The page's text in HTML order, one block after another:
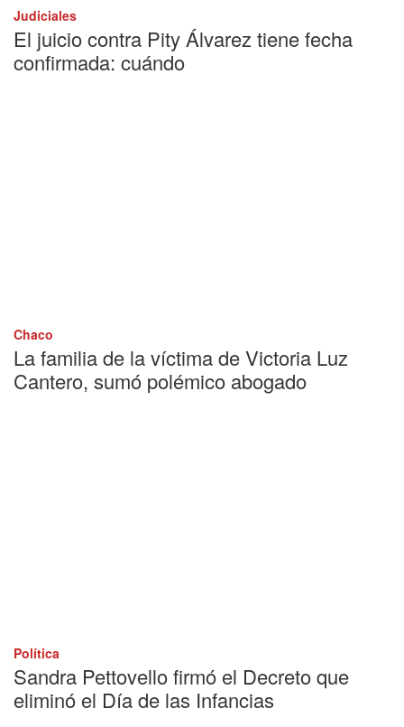
Judiciales
El juicio contra Pity Álvarez tiene fecha
confirmada: cuándo
Chaco
La familia de la víctima de Victoria Luz
Cantero, sumó polémico abogado
Política
Sandra Pettovello firmó el Decreto que
eliminó el Día de las Infancias